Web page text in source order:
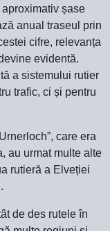
șase
anual traseul prin
cifre, relevanța
evidentă.
a sistemului rutier
trafic, ci și pentru
care era
au urmat multe alte
rutieră a Elveției
de des rutele în